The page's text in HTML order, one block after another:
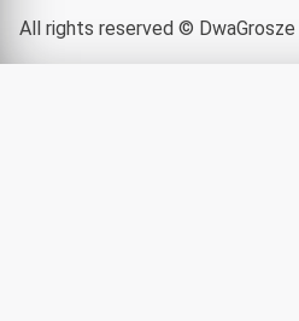
All rights reserved © DwaGrosze